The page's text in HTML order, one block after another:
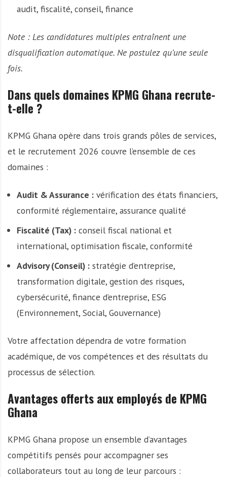
audit, fiscalité, conseil, finance
Note : Les candidatures multiples entraînent une
disqualification automatique. Ne postulez qu’une seule
fois.
Dans quels domaines KPMG Ghana recrute-
t-elle ?
KPMG Ghana opère dans trois grands pôles de services,
et le recrutement 2026 couvre l’ensemble de ces
domaines :
Audit & Assurance :vérification des états financiers,
conformité réglementaire, assurance qualité
Fiscalité (Tax) :conseil fiscal national et
international, optimisation fiscale, conformité
Advisory (Conseil) :stratégie d’entreprise,
transformation digitale, gestion des risques,
cybersécurité, finance d’entreprise, ESG
(Environnement, Social, Gouvernance)
Votre affectation dépendra de votre formation
académique, de vos compétences et des résultats du
processus de sélection.
Avantages offerts aux employés de KPMG
Ghana
KPMG Ghana propose un ensemble d’avantages
compétitifs pensés pour accompagner ses
collaborateurs tout au long de leur parcours :